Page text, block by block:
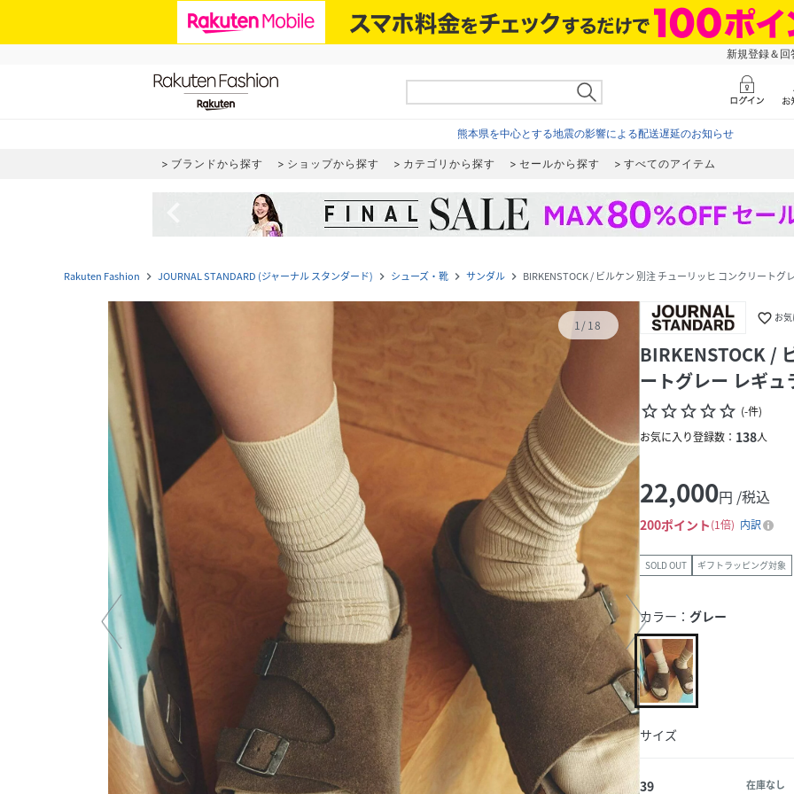
新規登録＆
熊本県を中心とする地震の影響による配送遅延のお知らせ
ブランドから探す ショップから探す カテゴリから探す セールから探す すべてのアイテム
Rakuten Fashion navigate_next JOURNAL STANDARD (ジャーナル スタンダード) navigate_next シューズ・靴 navigate_next サンダル navigate_next BIRKENSTOCK / ビルケン 別注 チューリッヒ コンクリートグ
1/18 favorite_border お
BIRKENSTOCK /
ートグレー レギュ
star_borderstar_borderstar_borderstar_borderstar_border (-件)
お気に入り登録数： 138人
22,000円 /税込
200ポイント 1倍 内訳
SOLD OUT ギフトラッピング対象
カラー： グレー
サイズ
39 在庫なし